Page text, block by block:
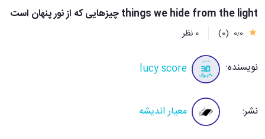
things we hide from the light چیزهایی که از نور پنهان است
0٫0 (0) 0 نظر
نویسنده: lucy score
نشر: معیار اندیشه